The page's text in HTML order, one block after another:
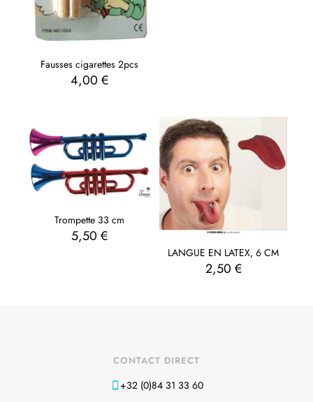
Fausses cigarettes 2pcs
4,00€
Trompette 33 cm
5,50€
LANGUE EN LATEX, 6 CM
2,50 €
CONTACT DIRECT
+32 (0)84 31 33 60